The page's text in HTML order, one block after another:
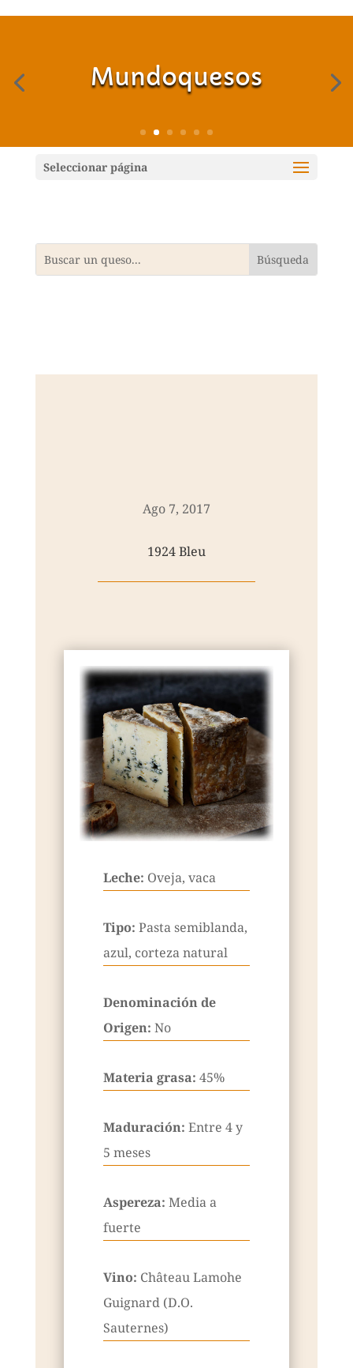
Mundoquesos
Seleccionar página
Ago 7, 2017
1924 Bleu
Leche: Oveja, vaca
Tipo: Pasta semiblanda,
azul, corteza natural
Denominación de
Origen: No
Materia grasa: 45%
Maduración: Entre 4 y
5 meses
Aspereza: Media a
fuerte
Vino: Château Lamohe
Guignard (D.O.
Sauternes)